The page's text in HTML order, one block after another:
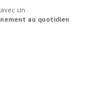
un
au quotidien